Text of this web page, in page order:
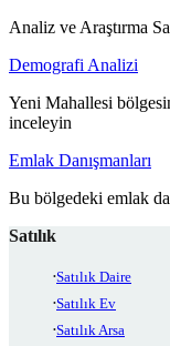
Analiz ve Araştırma
Demografi Analizi
Yeni Mahallesi
inceleyin
Emlak Danışmanları
Bu bölgedeki emlak
Satılık
Satılık Daire
Satılık Ev
Satılık Arsa